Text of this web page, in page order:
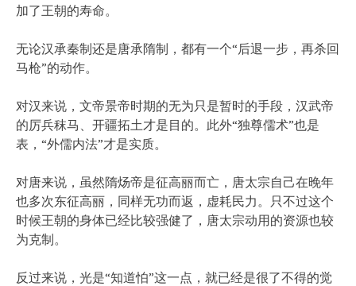
加了王朝的寿命。
无论汉承秦制还是唐承隋制，都有一个“后退一步，再杀回
马枪”的动作。
对汉来说，文帝景帝时期的无为只是暂时的手段，汉武帝
的厉兵秣马、开疆拓土才是目的。此外“独尊儒术”也是
表，“外儒内法”才是实质。
对唐来说，虽然隋炀帝是征高丽而亡，唐太宗自己在晚年
也多次东征高丽，同样无功而返，虚耗民力。只不过这个
时候王朝的身体已经比较强健了，唐太宗动用的资源也较
为克制。
反过来说，光是“知道怕”这一点，就已经是很了不得的觉